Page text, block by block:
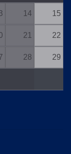
14 15
21 22
28 29